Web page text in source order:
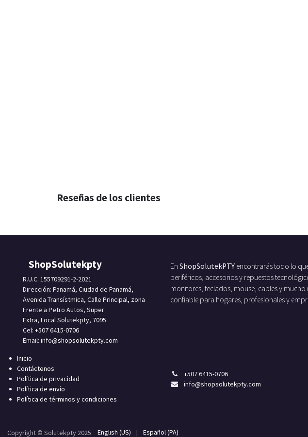
Reseñas de los clientes
ShopSolutekpty
R.U.C. 155709291-2-2021
Dirección: Panamá, Ciudad de Panamá,
Avenida Transístmica, Calle Principal, zona
Frente a Petro Autos, Super
Extra, Local Solutekpty, 7095
Cel: +507 6415-0706
Email: info@shopsolutekpty.com
En ShopSolutekPTY encontrarás todo lo
periféricos, accesorios y repuestos
monitores, teclados, mouse, cables y
confiable para hogares, profesionales y
Inicio
Contáctenos
Política de privacidad
Política de envío
Política de términos y condiciones
+507 6415-0706
info@shopsolutekpty.com
Copyright © Solutekpty 2025 English (US) | Español (PA)